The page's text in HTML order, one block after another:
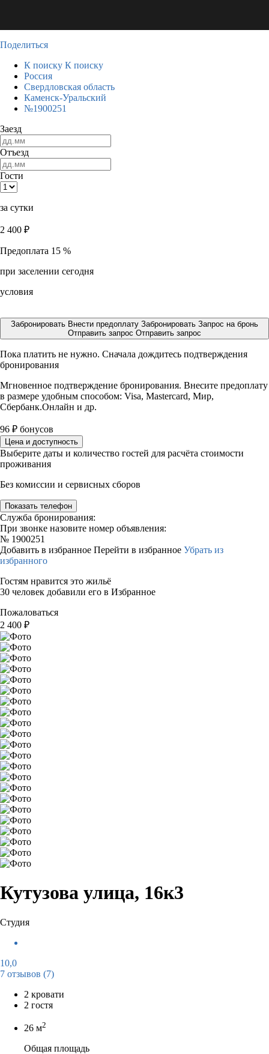
Поделиться
К поиску К поиску
Россия
Свердловская область
Каменск-Уральский
№1900251
Заезд
Отъезд
Гости
за сутки
2 400 ₽
Предоплата 15 %
при заселении сегодня
условия
Забронировать Внести предоплату Забронировать Запрос на бронь
Отправить запрос Отправить запрос
Пока платить не нужно. Сначала дождитесь подтверждения
бронирования
Мгновенное подтверждение бронирования. Внесите предоплату
в размере удобным способом: Visa, Mastercard, Мир,
Сбербанк.Онлайн и др.
96 ₽ бонусов
Цена и доступность
Выберите даты и количество гостей для расчёта стоимости
проживания
Без комиссии и сервисных сборов
Показать телефон
Служба бронирования:
При звонке назовите номер объявления:
№ 1900251
Добавить в избранное Перейти в избранное Убрать из
избранного
Гостям нравится это жильё
30 человек добавили его в Избранное
Пожаловаться
2 400 ₽
Кутузова улица, 16к3
Студия
10,0
7 отзывов (7)
2 кровати
2 гостя
26 м2
Общая площадь